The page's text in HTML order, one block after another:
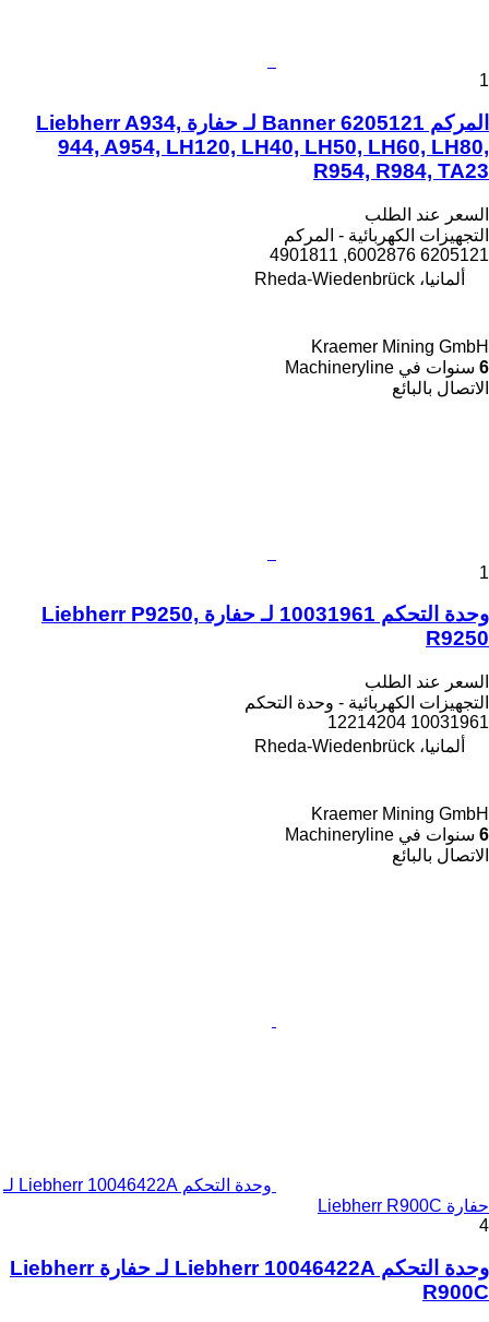
1
المركم Banner 6205121 لـ حفارة Liebherr A934,
944, A954, LH120, LH40, LH50, LH60, LH80,
R954, R984, TA23
السعر عند الطلب
التجهيزات الكهربائية - المركم
6205121 6002876, 4901811
ألمانيا، Rheda-Wiedenbrück
Kraemer Mining GmbH
6 سنوات في Machineryline
الاتصال بالبائع
1
وحدة التحكم 10031961 لـ حفارة Liebherr P9250,
R9250
السعر عند الطلب
التجهيزات الكهربائية - وحدة التحكم
10031961 12214204
ألمانيا، Rheda-Wiedenbrück
Kraemer Mining GmbH
6 سنوات في Machineryline
الاتصال بالبائع
وحدة التحكم Liebherr 10046422A لـ
حفارة Liebherr R900C
4
وحدة التحكم Liebherr 10046422A لـ حفارة Liebherr
R900C